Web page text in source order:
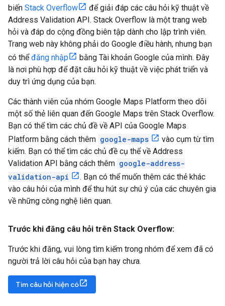
biến Stack Overflow
để giải đáp các câu hỏi kỹ thuật về
Address Validation API. Stack Overflow là một trang web
hỏi và đáp do cộng đồng biên tập dành cho lập trình viên.
Trang web này không phải do Google điều hành, nhưng bạn
có thểđăng nhập
bằng Tài khoản Google của mình. Đây
là nơi phù hợp để đặt câu hỏi kỹ thuật về việc phát triển và
duy trì ứng dụng của bạn.
Các thành viên của nhóm Google Maps Platform theo dõi
một số thẻ liên quan đến Google Maps trên Stack Overflow.
Bạn có thể tìm các chủ đề về API của Google Maps
Platform bằng cách thêm google-maps
vào cụm từ tìm
kiếm. Bạn có thể tìm các chủ đề cụ thể về Address
Validation API bằng cách thêm google-address-
validation-api
. Bạn có thể muốn thêm các thẻ khác
vào câu hỏi của mình để thu hút sự chú ý của các chuyên gia
về những công nghệ liên quan.
Trước khi đăng câu hỏi trên Stack Overflow:
Trước khi đăng, vui lòng tìm kiếm trong nhóm để xem đã có
người trả lời câu hỏi của bạn hay chưa.
Tìm câu hỏi hiện có